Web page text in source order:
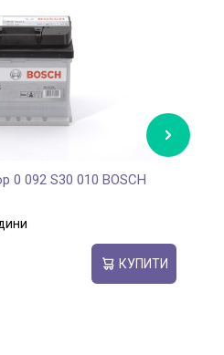
0 092 S30 010 BOSCH
КУПИТИ